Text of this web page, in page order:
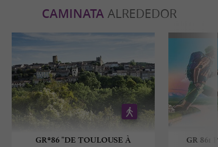
CAMINATAALREDEDOR
GR®86 "DE TOULOUSE À
GR 861